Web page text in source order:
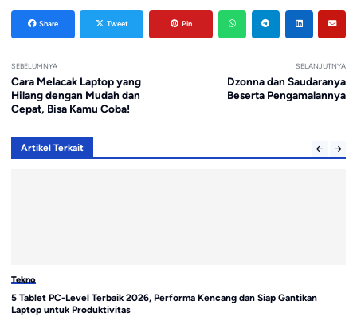
Share Tweet Pin
SEBELUMNYA
Cara Melacak Laptop yang
Hilang dengan Mudah dan
Cepat, Bisa Kamu Coba!
SELANJUTNYA
Dzonna dan Saudaranya
Beserta Pengamalannya
Artikel Terkait
Tekno
5 Tablet PC-Level Terbaik 2026, Performa Kencang dan Siap Gantikan
Laptop untuk Produktivitas